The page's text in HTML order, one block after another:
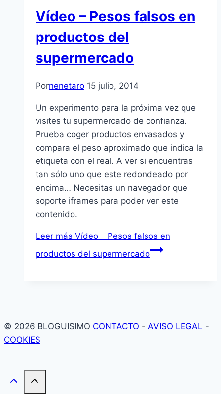
Vídeo – Pesos falsos en
productos del
supermercado
Pornenetaro 15 julio, 2014
Un experimento para la próxima vez que
visites tu supermercado de confianza.
Prueba coger productos envasados y
compara el peso aproximado que indica la
etiqueta con el real. A ver si encuentras
tan sólo uno que este redondeado por
encima… Necesitas un navegador que
soporte iframes para poder ver este
contenido.
Leer más Vídeo – Pesos falsos en
productos del supermercado
© 2026 BLOGUISIMO CONTACTO - AVISO LEGAL -
COOKIES